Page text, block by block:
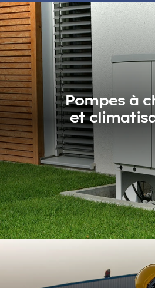
Pompes à
et
Pompes à
et